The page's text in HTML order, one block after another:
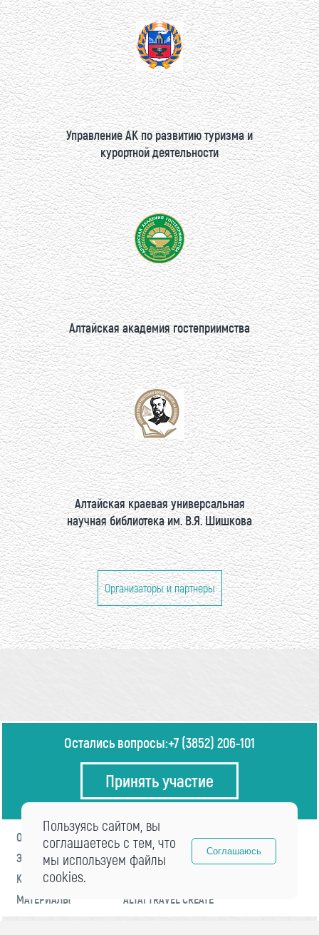
Управление АК по развитию туризма и
курортной деятельности
Алтайская академия гостеприимства
Алтайская краевая универсальная
научная библиотека им. В.Я. Шишкова
Организаторы и партнеры
Остались вопросы:+7 (3852) 206-101
Принять участие
О ФОРУМЕ
ПРОГРАММА
ЭКСПЕРТЫ
НОВОСТИ
КОНТАКТЫ
МАТЕРИАЛЫ
ALTAI TRAVEL CREATE
Пользуясь сайтом, вы
соглашаетесь с тем, что
мы используем файлы
cookies.
Соглашаюсь